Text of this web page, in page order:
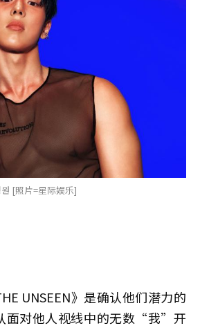
[照片=星际娱乐]
UNSEEN》是确认他们潜力的
面对他人视线中的无数“我”开